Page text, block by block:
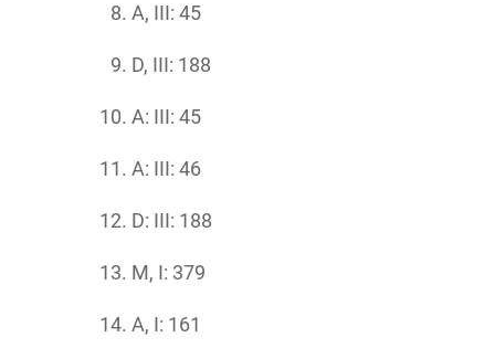
A, III: 45
D, III: 188
A: III: 45
A: III: 46
D: III: 188
M, I: 379
A, I: 161